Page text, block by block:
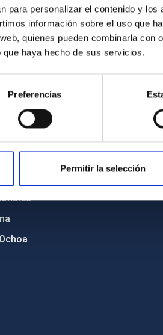
para personalizar el contenido y
información sobre el uso que
quienes pueden combinarla con
haya hecho de sus servicios.
Preferencias
Permitir la selección
antifraude
PORTAL DEL
Mapa web
Políticas
Aviso